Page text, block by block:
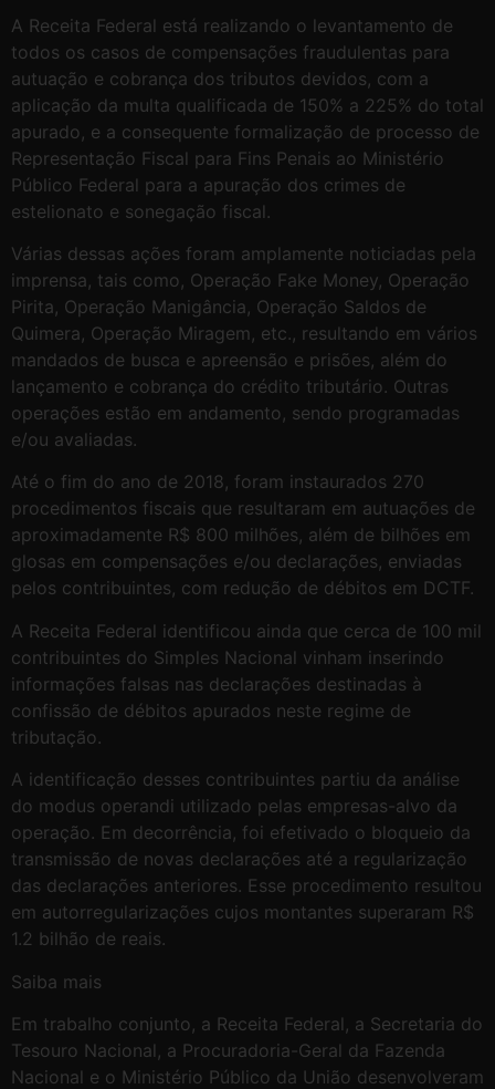
A Receita Federal está realizando o levantamento de
todos os casos de compensações fraudulentas para
autuação e cobrança dos tributos devidos, com a
aplicação da multa qualificada de 150% a 225% do total
apurado, e a consequente formalização de processo de
Representação Fiscal para Fins Penais ao Ministério
Público Federal para a apuração dos crimes de
estelionato e sonegação fiscal.
Várias dessas ações foram amplamente noticiadas pela
imprensa, tais como, Operação Fake Money, Operação
Pirita, Operação Manigância, Operação Saldos de
Quimera, Operação Miragem, etc., resultando em vários
mandados de busca e apreensão e prisões, além do
lançamento e cobrança do crédito tributário. Outras
operações estão em andamento, sendo programadas
e/ou avaliadas.
Até o fim do ano de 2018, foram instaurados 270
procedimentos fiscais que resultaram em autuações de
aproximadamente R$ 800 milhões, além de bilhões em
glosas em compensações e/ou declarações, enviadas
pelos contribuintes, com redução de débitos em DCTF.
A Receita Federal identificou ainda que cerca de 100 mil
contribuintes do Simples Nacional vinham inserindo
informações falsas nas declarações destinadas à
confissão de débitos apurados neste regime de
tributação.
A identificação desses contribuintes partiu da análise
do modus operandi utilizado pelas empresas-alvo da
operação. Em decorrência, foi efetivado o bloqueio da
transmissão de novas declarações até a regularização
das declarações anteriores. Esse procedimento resultou
em autorregularizações cujos montantes superaram R$
1.2 bilhão de reais.
Saiba mais
Em trabalho conjunto, a Receita Federal, a Secretaria do
Tesouro Nacional, a Procuradoria-Geral da Fazenda
Nacional e o Ministério Público da União desenvolveram